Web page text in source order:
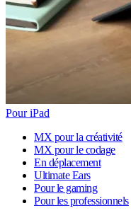
Pour iPad
MX pour la créativité
MX pour le codage
En déplacement
Ultimate Ears
Pour le gaming
Pour les professionnels